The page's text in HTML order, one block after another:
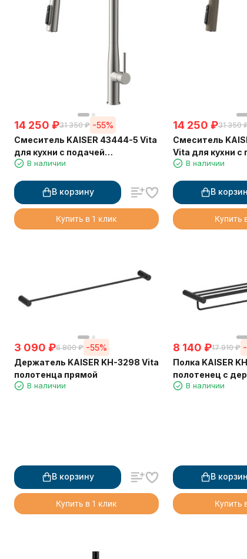
14 250 ₽31 350 ₽ -55%
Смеситель KAISER 43444-5 Vita
для кухни с подачей
фильтрованной воды
В наличии
В корзину
Купить в 1 клик
14 250 ₽31 350
Смеситель
Vita для кухни с
фильтрованной
В наличии
В
Купить
3 090 ₽6 800 ₽ -55%
Держатель KAISER KH-3298 Vita
полотенца прямой
В наличии
В корзину
Купить в 1 клик
8 140 ₽17 910 ₽
Полка KAISER
полотенец с
В наличии
В
Купить